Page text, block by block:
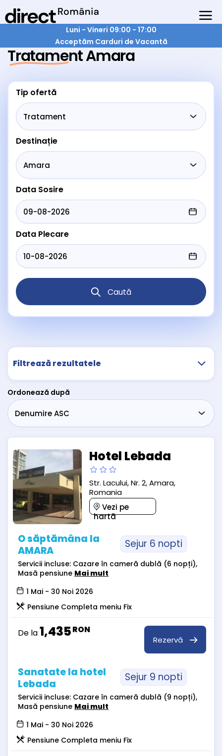
Luni - Vineri 09:00 - 17:00
Acceptăm Carduri de Vacantă
Tratament Amara
Tip ofertă
Destinație
Data Sosire
Data Plecare
Caută
Filtrează rezultatele
Ordonează după
Hotel Lebada
Str. Lacului, Nr. 2, Amara,
Romania
Vezi pe
hartă
O săptămâna la
AMARA
Sejur 6 nopti
Servicii incluse: Cazare în cameră dublă (6 nopți),
Masă pensiune Mai mult
1 Mai - 30 Noi 2026
Pensiune Completa meniu Fix
De la1,435RON
Rezervă
Sanatate la hotel
Lebada
Sejur 9 nopti
Servicii incluse: Cazare în cameră dublă (9 nopți),
Masă pensiune Mai mult
1 Mai - 30 Noi 2026
Pensiune Completa meniu Fix